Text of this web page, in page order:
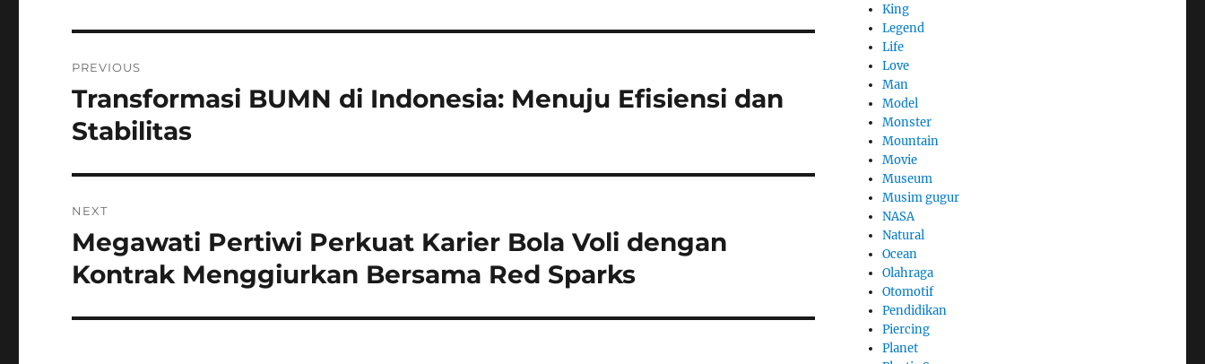
pos
PREVIOUS
Previous
post:
Transformasi BUMN di Indonesia: Menuju Efisiensi dan
Stabilitas
NEXT
Next
post:
Megawati Pertiwi Perkuat Karier Bola Voli dengan
Kontrak Menggiurkan Bersama Red Sparks
King
Legend
Life
Love
Man
Model
Monster
Mountain
Movie
Museum
Musim gugur
NASA
Natural
Ocean
Olahraga
Otomotif
Pendidikan
Piercing
Planet